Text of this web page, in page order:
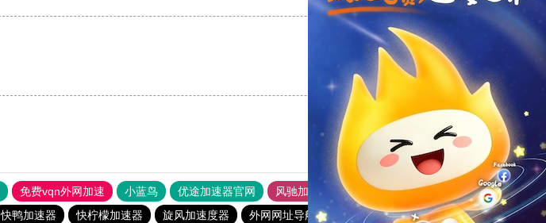
支持[0] 反对[0]
免费vqn外网加速 小蓝鸟 优途加速器官网 风驰加速器
旋风加速器
快鸭加速器 快柠檬加速器 旋风加速度器 外网网址导航 软件中心 海外梯子官网